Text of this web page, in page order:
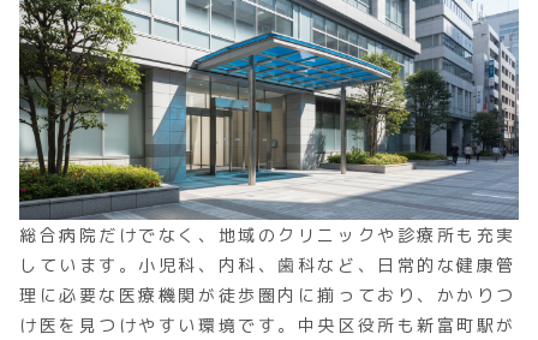
総合病院だけでなく、地域のクリニックや診療所も充実
しています。小児科、内科、歯科など、日常的な健康管
理に必要な医療機関が徒歩圏内に揃っており、かかりつ
け医を見つけやすい環境です。中央区役所も新富町駅が